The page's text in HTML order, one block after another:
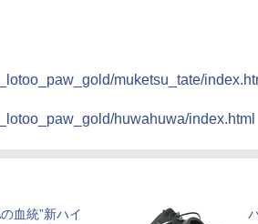
muketsu_tate/
huwahuwa/index.html
血統”新ハイ